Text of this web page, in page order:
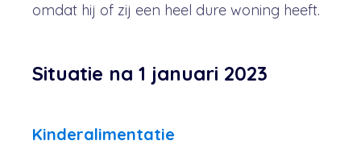
omdat hij of zij een heel dure woning heeft.
Situatie na 1 januari 2023
Kinderalimentatie